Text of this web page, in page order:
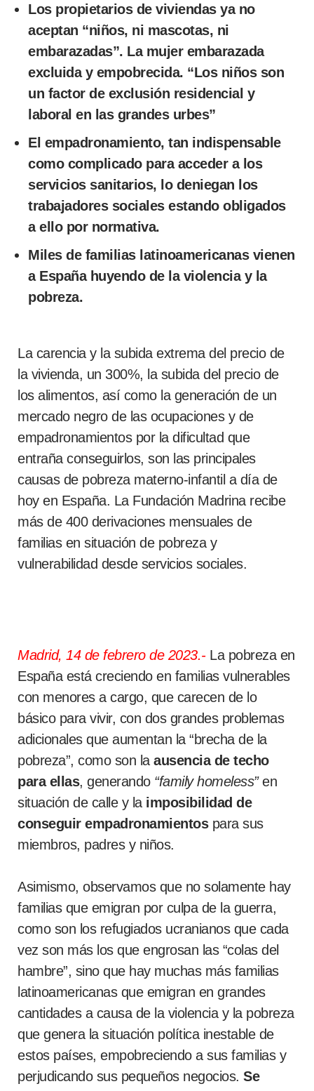
Los propietarios de viviendas ya no
aceptan “niños, ni mascotas, ni
embarazadas”. La mujer embarazada
excluida y empobrecida. “Los niños son
un factor de exclusión residencial y
laboral en las grandes urbes”
El empadronamiento, tan indispensable
como complicado para acceder a los
servicios sanitarios, lo deniegan los
trabajadores sociales estando obligados
a ello por normativa.
Miles de familias latinoamericanas vienen
a España huyendo de la violencia y la
pobreza.
La carencia y la subida extrema del precio de
la vivienda, un 300%, la subida del precio de
los alimentos, así como la generación de un
mercado negro de las ocupaciones y de
empadronamientos por la dificultad que
entraña conseguirlos, son las principales
causas de pobreza materno-infantil a día de
hoy en España. La Fundación Madrina recibe
más de 400 derivaciones mensuales de
familias en situación de pobreza y
vulnerabilidad desde servicios sociales.
Madrid, 14 de febrero de 2023.-La pobreza en
España está creciendo en familias vulnerables
con menores a cargo, que carecen de lo
básico para vivir, con dos grandes problemas
adicionales que aumentan la “brecha de la
pobreza”, como son la ausencia de techo
para ellas, generando “family homeless”en
situación de calle y la imposibilidad de
conseguir empadronamientospara sus
miembros, padres y niños.
Asimismo, observamos que no solamente hay
familias que emigran por culpa de la guerra,
como son los refugiados ucranianos que cada
vez son más los que engrosan las “colas del
hambre”, sino que hay muchas más familias
latinoamericanas que emigran en grandes
cantidades a causa de la violencia y la pobreza
que genera la situación política inestable de
estos países, empobreciendo a sus familias y
perjudicando sus pequeños negocios. Se